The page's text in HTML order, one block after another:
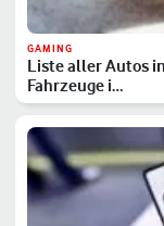
GAMING
Liste aller Autos
Fahrzeuge i…